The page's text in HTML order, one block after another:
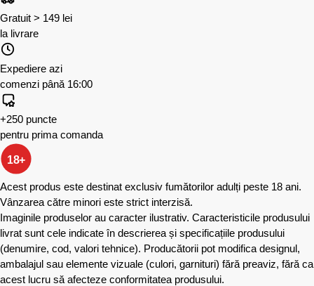
Gratuit > 149 lei
la livrare
Expediere azi
comenzi până 16:00
+250 puncte
pentru prima comanda
18+
Acest produs este destinat exclusiv fumătorilor adulți peste 18 ani.
Vânzarea către minori este strict interzisă.
Imaginile produselor au caracter ilustrativ. Caracteristicile produsului
livrat sunt cele indicate în descrierea și specificațiile produsului
(denumire, cod, valori tehnice). Producătorii pot modifica designul,
ambalajul sau elemente vizuale (culori, garnituri) fără preaviz, fără ca
acest lucru să afecteze conformitatea produsului.